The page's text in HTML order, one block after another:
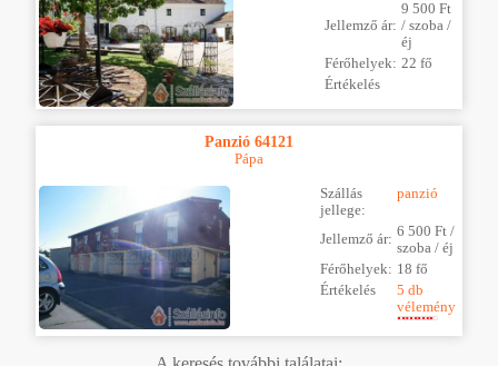
Jellemző ár:
9 500 Ft
/ szoba /
éj
Férőhelyek: 22 fő
Értékelés
Panzió 64121
Pápa
Szállás
jellege:
panzió
Jellemző ár: 6 500 Ft /
szoba / éj
Férőhelyek: 18 fő
Értékelés
5 db
vélemény